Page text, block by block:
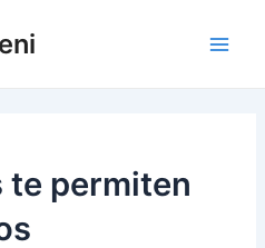
te permiten